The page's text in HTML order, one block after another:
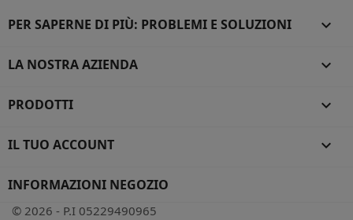
PER SAPERNE DI PIÙ: PROBLEMI E SOLUZIONI 
LA NOSTRA AZIENDA 
PRODOTTI 
IL TUO ACCOUNT 
INFORMAZIONI NEGOZIO
© 2026 - P.I 05229490965